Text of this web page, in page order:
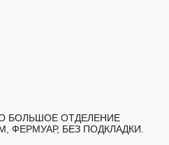
БОЛЬШОЕ ОТДЕЛЕНИЕ
ФЕРМУАР, БЕЗ ПОДКЛАДКИ.